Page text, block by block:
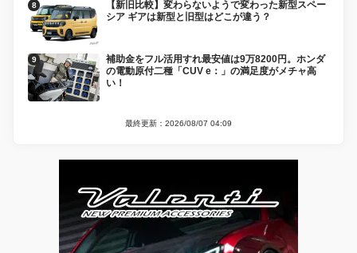
【新旧比較】変わらないようで変わった新型スペー
シア ギアは新型と旧型はどこが違う？
補助金をフル活用すれ最安値は9万8200円。ホンダ
の電動原付二種「CUV e：」の満足度がメチャ高
い！
最終更新：2026/08/07 04:09